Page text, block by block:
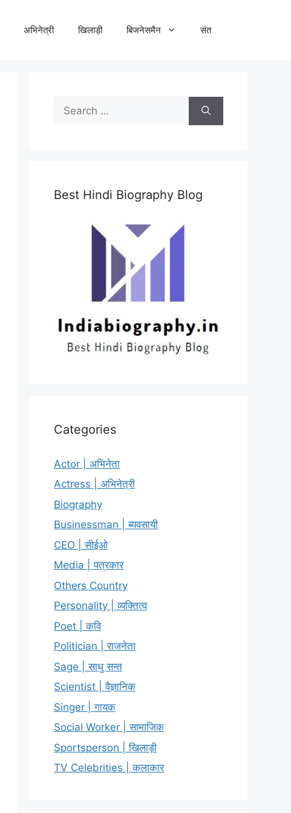
अभिनेत्री खिलाड़ी बिजनेसमैन संत
Search
for:
Best Hindi Biography Blog
Categories
Actor | अभिनेता
Actress | अभिनेत्री
Biography
Businessman | ब्यवसायी
CEO | सीईओ
Media | पत्रकार
Others Country
Personality | व्यक्तित्व
Poet | कवि
Politician | राजनेता
Sage | साधु सन्त
Scientist | वैज्ञानिक
Singer | गायक
Social Worker | सामाजिक
Sportsperson | खिलाड़ी
TV Celebrities | कलाकार